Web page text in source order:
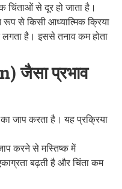
से दूर हो जाता है।
रूप से किसी आध्यात्मिक क्रिया
लगता है। इससे तनाव कम होता
जैसा प्रभाव
जाप करता है। यह प्रक्रिया
करने से मस्तिष्क में
बढ़ती है और चिंता कम